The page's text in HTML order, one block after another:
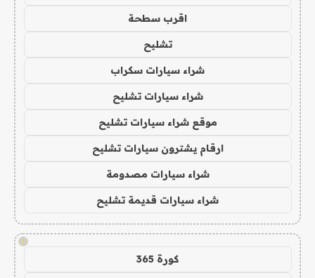
اقرب سطحة
تشليح
شراء سيارات سكراب
شراء سيارات تشليح
موقع شراء سيارات تشليح
ارقام يشترون سيارات تشليح
شراء سيارات مصدومة
شراء سيارات قديمة تشليح
!
كورة 365